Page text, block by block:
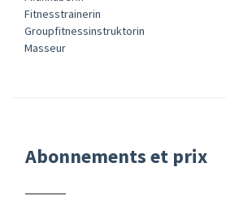
Fitnesstrainerin
Groupfitnessinstruktorin
Masseur
Abonnements et prix